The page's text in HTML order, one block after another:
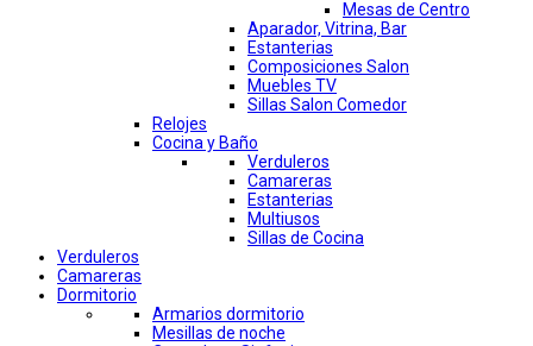
Mesas de Centro
Aparador, Vitrina, Bar
Estanterias
Composiciones Salon
Muebles TV
Sillas Salon Comedor
Relojes
Cocina y Baño
Verduleros
Camareras
Estanterias
Multiusos
Sillas de Cocina
Verduleros
Camareras
Dormitorio
Armarios dormitorio
Mesillas de noche